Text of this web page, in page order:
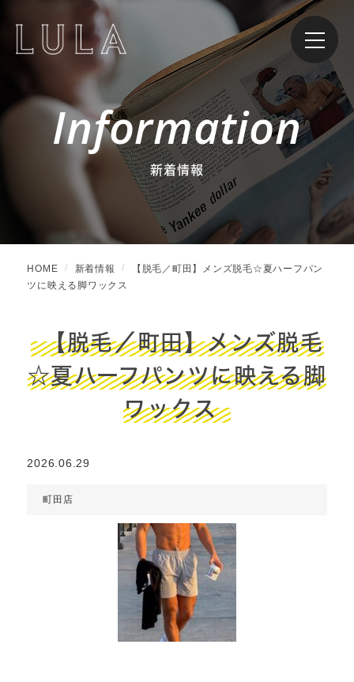
Information
新着情報
HOME 新着情報
【脱毛／町田】メンズ脱毛☆夏ハーフパン
ツに映える脚ワックス
【脱毛／町田】メンズ脱毛
☆夏ハーフパンツに映える脚
ワックス
2026.06.29
町田店